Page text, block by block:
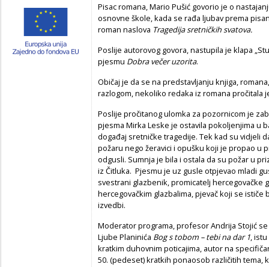
Pisac romana, Mario Pušić govorio je o
osnovne škole, kada se rađa ljubav prema
roman naslova Tragedija sretničkih svatova.
Poslije autorovog govora, nastupila je klapa
pjesmu Dobra večer uzorita.
Običaj je da se na predstavljanju knjiga,
razlogom, nekoliko redaka iz romana pročitala
Poslije pročitanog ulomka za pozornicom je
pjesma Mirka Leske je ostavila pokoljenjima u
događaj sretničke tragedije. Tek kad su vidjeli
požaru nego žeravici i opušku koji je propao u
odgusli. Sumnja je bila i ostala da su požar u
iz Čitluka. Pjesmu je uz gusle otpjevao mladi
svestrani glazbenik, promicatelj hercegovačke
hercegovačkim glazbalima, pjevač koji se
izvedbi.
Moderator programa, profesor Andrija Stojić
Ljube Planinića Bog s tobom – tebi na dar 1 ,
kratkim duhovnim poticajima, autor na
50. (pedeset) kratkih ponaosob različitih tema,